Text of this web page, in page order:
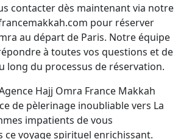
contacter dès maintenant via notre
pour réserver
au départ de Paris. Notre équipe
à toutes vos questions et de
long du processus de réservation.
Hajj Omra France Makkah
de pèlerinage inoubliable vers La
impatients de vous
ce voyage spirituel enrichissant.